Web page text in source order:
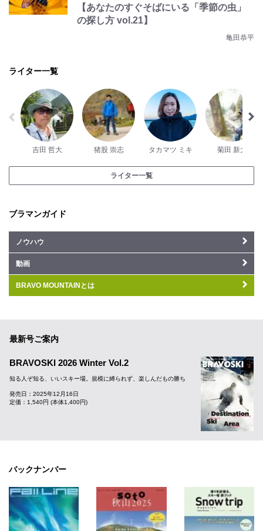
【あなたのすぐそばにいる「季節の虫」
の探し方 vol.21】
亀田恭平
ライター一覧
吉田 哲大 猪股 崇志 タカマツ ミキ 菊田 新大
ライター一覧
ブラマンガイド
ノウハウ
動画
BRAVO MOUNTAINとは
最新号ご案内
BRAVOSKI 2026 Winter Vol.2
知る人ぞ知る、いいスキー場。規模に縛られず、楽しんだもの勝ち
発売日：2025年12月16日
定価：1,540円 (本体1,400円)
バックナンバー